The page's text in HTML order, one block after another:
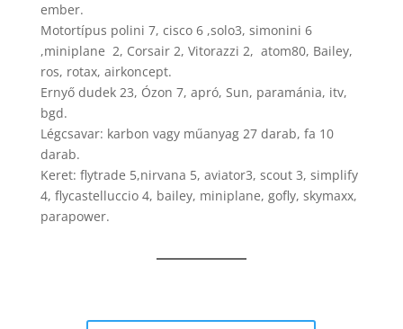
ember.
Motortípus polini 7, cisco 6 ,solo3, simonini 6
,miniplane 2, Corsair 2, Vitorazzi 2, atom80, Bailey,
ros, rotax, airkoncept.
Ernyő dudek 23, Ózon 7, apró, Sun, paramánia, itv,
bgd.
Légcsavar: karbon vagy műanyag 27 darab, fa 10
darab.
Keret: flytrade 5,nirvana 5, aviator3, scout 3, simplify
4, flycastelluccio 4, bailey, miniplane, gofly, skymaxx,
parapower.